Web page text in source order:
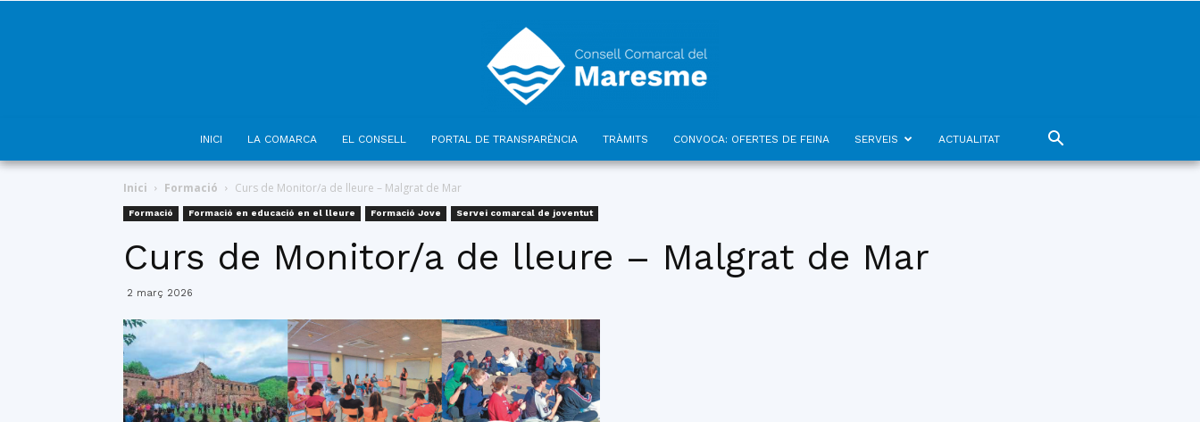
INICI LA COMARCA EL CONSELL PORTAL DE TRANSPARÈNCIA TRÀMITS CONVOCA: OFERTES DE FEINA SERVEIS ACTUALITAT
Inici Formació Curs de Monitor/a de lleure – Malgrat de Mar
Formació Formació en educació en el lleure Formació Jove Servei comarcal de joventut
Curs de Monitor/a de lleure – Malgrat de Mar
2 març 2026